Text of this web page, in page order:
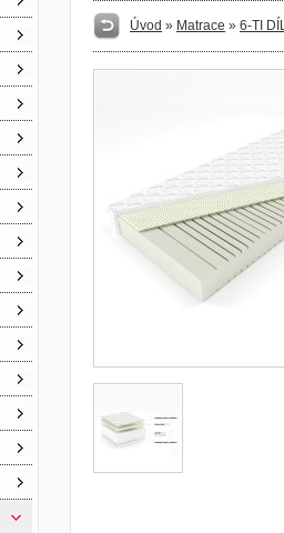
Úvod » Matrace » 6-TI